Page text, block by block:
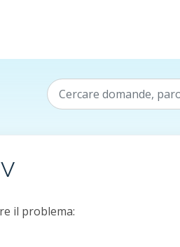
il problema: